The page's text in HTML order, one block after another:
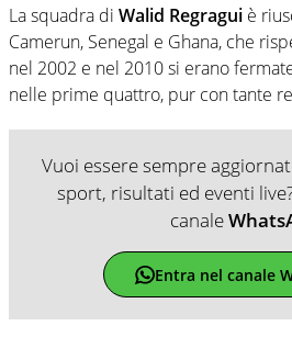
La squadra di Walid Regragui è
Camerun, Senegal e Ghana, che
nel 2002 e nel 2010 si erano
nelle prime quattro, pur con tante
Vuoi essere sempre
sport, risultati ed eventi
canale
Entra nel canale